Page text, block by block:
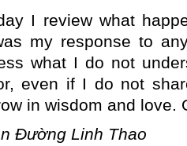
I review what
my response to
what I do not
even if I do not
in wisdom and
Đường Linh Thao